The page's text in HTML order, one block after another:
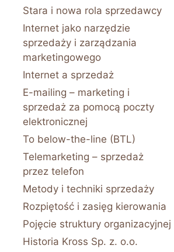
Stara i nowa rola sprzedawcy
Internet jako narzędzie
sprzedaży i zarządzania
marketingowego
Internet a sprzedaż
E-mailing – marketing i
sprzedaż za pomocą poczty
elektronicznej
To below-the-line (BTL)
Telemarketing – sprzedaż
przez telefon
Metody i techniki sprzedaży
Rozpiętość i zasięg kierowania
Pojęcie struktury organizacyjnej
Historia Kross Sp. z. o.o.